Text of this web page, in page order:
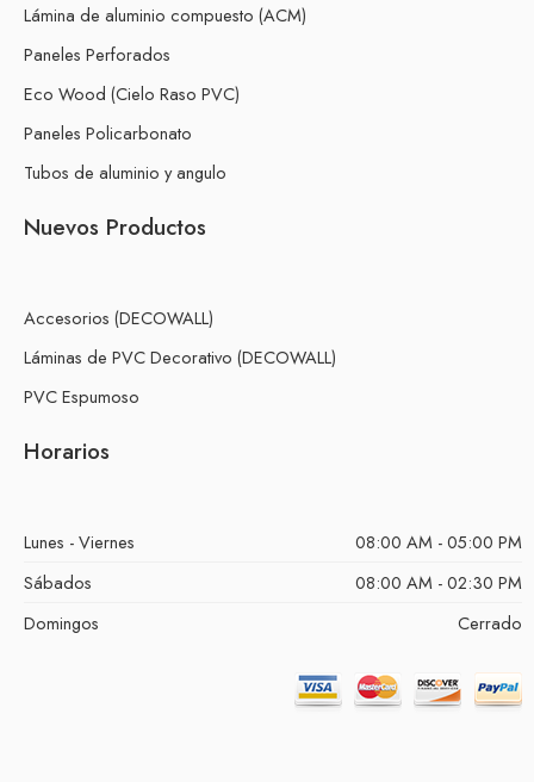
Lámina de aluminio compuesto (ACM)
Paneles Perforados
Eco Wood (Cielo Raso PVC)
Paneles Policarbonato
Tubos de aluminio y angulo
Nuevos Productos
Accesorios (DECOWALL)
Láminas de PVC Decorativo (DECOWALL)
PVC Espumoso
Horarios
Lunes - Viernes
08:00 AM - 05:00 PM
Sábados
08:00 AM - 02:30 PM
Domingos
Cerrado